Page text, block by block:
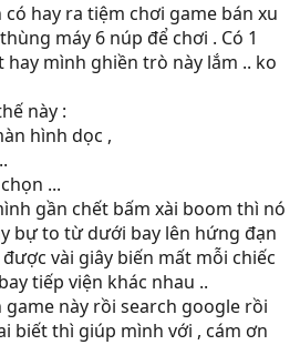
hay ra tiệm chơi game bán xu
máy 6 núp để chơi . Có 1
hay mình ghiền trò này lắm .. ko
này :
hình dọc ,
...
gần chết bấm xài boom thì nó
bự to từ dưới bay lên hứng đạn
vài giây biến mất mỗi chiếc
tiếp viện khác nhau ..
này rồi search google rồi
biết thì giúp mình với , cám ơn